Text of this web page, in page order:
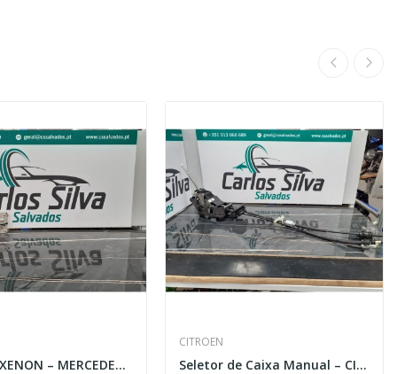
Balastro XENON – MERCEDES-BENZ E-CLASS (W211)
CITROEN
Seletor de Caixa Manual – CITROEN C3 III (SX)